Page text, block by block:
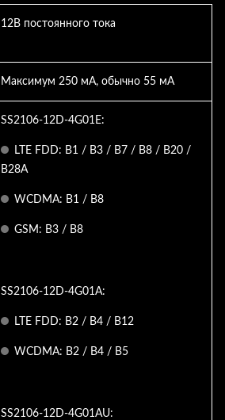
12В постоянного тока
Максимум 250 мА, обычно 55 мА
SS2106-12D-4G01E:
LTE FDD: B1 / B3 / B7 / B8 / B20 /
B28A
WCDMA: B1 / B8
GSM: B3 / B8
SS2106-12D-4G01A:
LTE FDD: B2 / B4 / B12
WCDMA: B2 / B4 / B5
SS2106-12D-4G01AU: